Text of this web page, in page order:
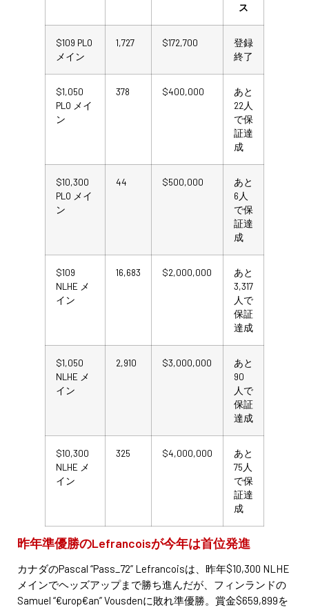
ス
$109 PLO
メイン
1,727 $172,700
登録
終了
$1,050
PLO メイ
ン
378 $400,000
あと
22人
で保
証達
成
$10,300
PLO メイ
ン
44 $500,000
あと
6人
で保
証達
成
$109
NLHE メ
イン
16,683 $2,000,000
あと
3,317
人で
保証
達成
$1,050
NLHE メ
イン
2,910 $3,000,000
あと
90
人で
保証
達成
$10,300
NLHE メ
イン
325 $4,000,000
あと
75人
で保
証達
成
昨年準優勝のLefrancoisが今年は首位発進
カナダのPascal “Pass_72” Lefrancoisは、昨年$10,300 NLHE
メインでヘッズアップまで勝ち進んだが、フィンランドの
Samuel “€urop€an” Vousdenに敗れ準優勝。賞金$659,899を